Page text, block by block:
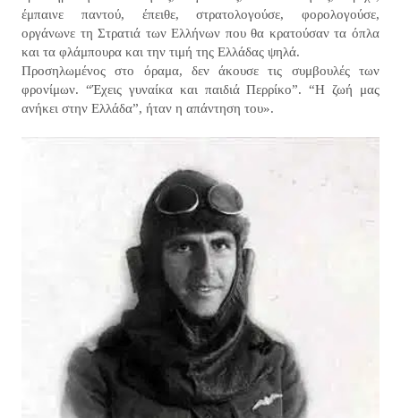
έμπαινε παντού, έπειθε, στρατολογούσε, φορολογούσε,
οργάνωνε τη Στρατιά των Ελλήνων που θα κρατούσαν τα όπλα
και τα φλάμπουρα και την τιμή της Ελλάδας ψηλά.
Προσηλωμένος στο όραμα, δεν άκουσε τις συμβουλές των
φρονίμων. “Έχεις γυναίκα και παιδιά Περρίκο”. “Η ζωή μας
ανήκει στην Ελλάδα”, ήταν η απάντηση του».